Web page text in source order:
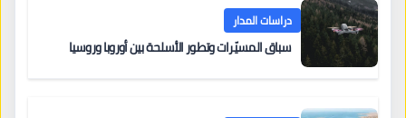
دراسات المدار
سباق المسيّرات وتطور الأسلحة بين أوروبا وروسيا